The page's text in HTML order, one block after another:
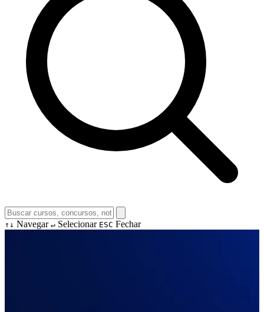
↑↓ Navegar ↵ Selecionar ESC Fechar